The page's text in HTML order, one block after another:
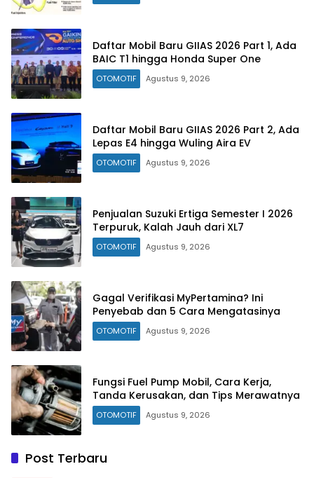
Daftar Mobil Baru GIIAS 2026 Part 1, Ada
BAIC T1 hingga Honda Super One
OTOMOTIF Agustus 9, 2026
Daftar Mobil Baru GIIAS 2026 Part 2, Ada
Lepas E4 hingga Wuling Aira EV
OTOMOTIF Agustus 9, 2026
Penjualan Suzuki Ertiga Semester I 2026
Terpuruk, Kalah Jauh dari XL7
OTOMOTIF Agustus 9, 2026
Gagal Verifikasi MyPertamina? Ini
Penyebab dan 5 Cara Mengatasinya
OTOMOTIF Agustus 9, 2026
Fungsi Fuel Pump Mobil, Cara Kerja,
Tanda Kerusakan, dan Tips Merawatnya
OTOMOTIF Agustus 9, 2026
Post Terbaru